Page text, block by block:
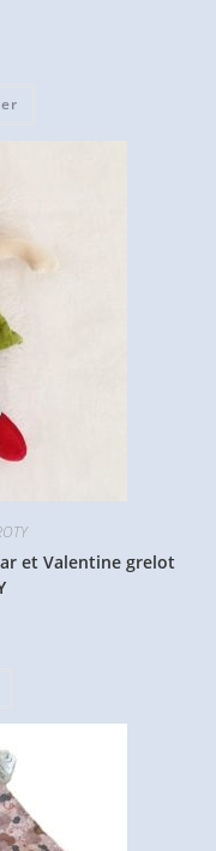
et Valentine grelot